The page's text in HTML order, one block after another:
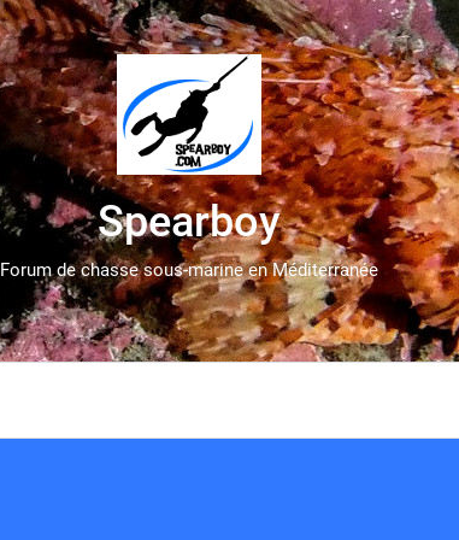
Spearboy
Forum de chasse sous-marine en Méditerranée